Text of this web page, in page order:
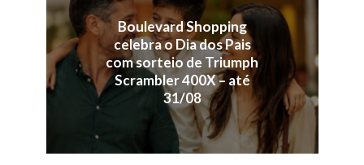
Boulevard Shopping
celebra o Dia dos Pais
com sorteio de Triumph
Scrambler 400X – até
31/08